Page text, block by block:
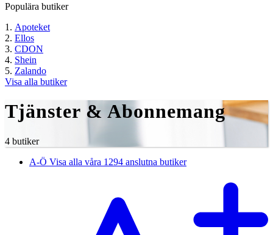
Populära butiker
Apoteket
Ellos
CDON
Shein
Zalando
Visa alla butiker
Tjänster & Abonnemang
4 butiker
A-Ö Visa alla våra 1294 anslutna butiker